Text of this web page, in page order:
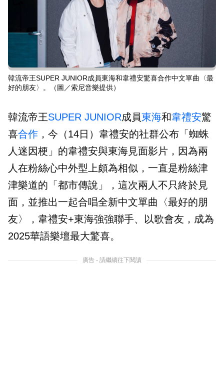
韓流帝王SUPER JUNIOR成員東海和韋禮安驚喜合作中文單曲〈最
好的朋友〉。（圖／索尼音樂提供）
韓流帝王SUPER JUNIOR成員東海和韋禮安驚
喜合作 ，今（14日）韋禮安的社群公布「蜘蛛
人迷因梗」的韋禮安與東海見面影片，因為兩
人在粉絲心中外型上頗為相似，一直是粉絲津
津樂道的「都市傳說」，這次兩人不只終於見
面，並推出一起合唱全新中文單曲〈最好的朋
友〉，韋禮安+東海強強聯手、以歌會友，成為
2025華語樂壇最大驚喜。
廣告 - 請繼續往下閱讀